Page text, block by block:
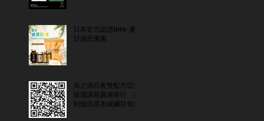
日本官方認證JHFA-夏
日感恩優惠
海之滴日夜雙配方亞洲
巡迴講座圓滿舉行 專
利籠目昆布成矚目焦點